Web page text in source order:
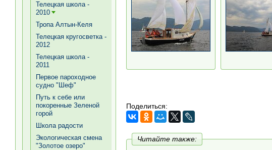
Поделиться:
Читайте также:
Телецкая школа -
2010
Тропа Алтын-Келя
Телецкая кругосветка -
2012
Телецкая школа -
2011
Первое пароходное
судно "Шеф"
Путь к себе или
покоренные Зеленой
горой
Школа радости
Экологическая смена
"Золотое озеро"